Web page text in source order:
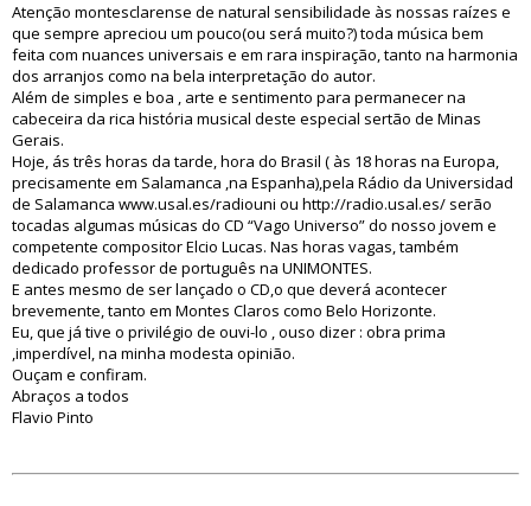
Atenção montesclarense de natural sensibilidade às nossas raízes e
que sempre apreciou um pouco(ou será muito?) toda música bem
feita com nuances universais e em rara inspiração, tanto na harmonia
dos arranjos como na bela interpretação do autor.
Além de simples e boa , arte e sentimento para permanecer na
cabeceira da rica história musical deste especial sertão de Minas
Gerais.
Hoje, ás três horas da tarde, hora do Brasil ( às 18 horas na Europa,
precisamente em Salamanca ,na Espanha),pela Rádio da Universidad
de Salamanca www.usal.es/radiouni ou http://radio.usal.es/ serão
tocadas algumas músicas do CD “Vago Universo” do nosso jovem e
competente compositor Elcio Lucas. Nas horas vagas, também
dedicado professor de português na UNIMONTES.
E antes mesmo de ser lançado o CD,o que deverá acontecer
brevemente, tanto em Montes Claros como Belo Horizonte.
Eu, que já tive o privilégio de ouvi-lo , ouso dizer : obra prima
,imperdível, na minha modesta opinião.
Ouçam e confiram.
Abraços a todos
Flavio Pinto